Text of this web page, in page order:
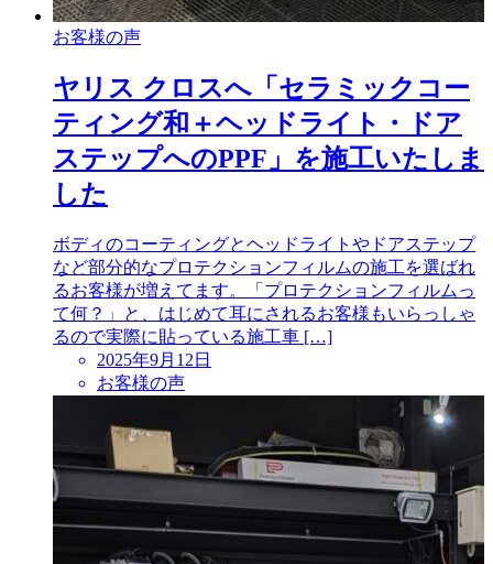
お客様の声
ヤリス クロスへ「セラミックコー
ティング和＋ヘッドライト・ドア
ステップへのPPF」を施工いたしま
した
ボディのコーティングとヘッドライトやドアステップ
など部分的なプロテクションフィルムの施工を選ばれ
るお客様が増えてます。「プロテクションフィルムっ
て何？」と、はじめて耳にされるお客様もいらっしゃ
るので実際に貼っている施工車 […]
投
稿
2025年9月12日
お客様の声